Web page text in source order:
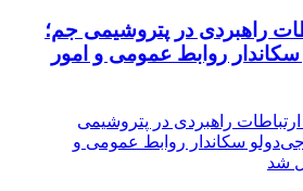
راهبردی در پتروشیمی جم؛
روابط عمومی و امور